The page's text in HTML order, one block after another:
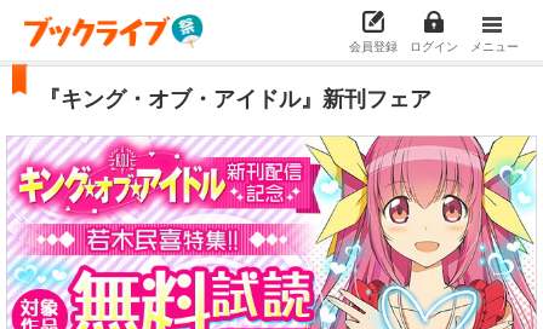
会員登録 ログイン メニュー
『キング・オブ・アイドル』新刊フェア